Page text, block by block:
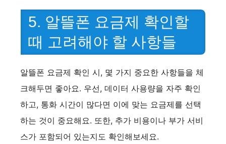
V
i
d
e
5. 알뜰폰 요금제 확인할
때 고려해야 할 사항들
알뜰폰 요금제 확인 시, 몇 가지 중요한 사항들을 체
크해두면 좋아요. 우선, 데이터 사용량을 자주 확인
하고, 통화 시간이 많다면 이에 맞는 요금제를 선택
하는 것이 중요해요. 또한, 추가 비용이나 부가 서비
스가 포함되어 있는지도 확인해보세요.